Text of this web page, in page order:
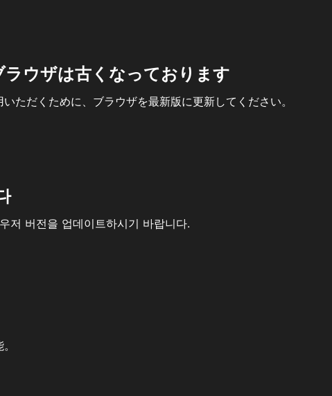
ウザは古くなっております
ただくために、ブラウザを最新版に更新してください。
저 버전을 업데이트하시기 바랍니다.